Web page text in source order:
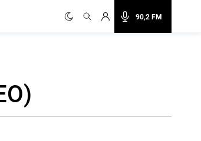
90,2 FM